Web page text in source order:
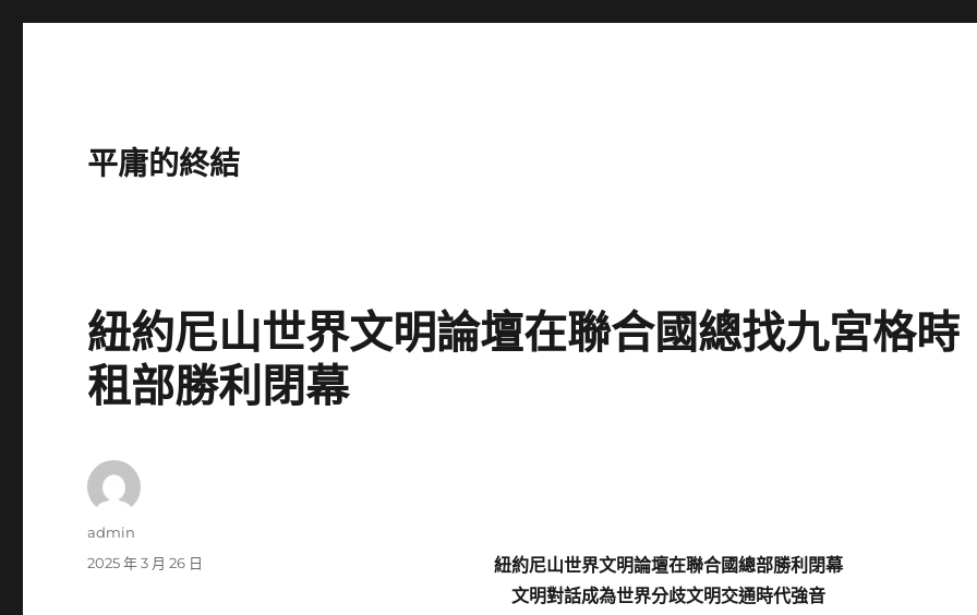
平庸的終結
紐約尼山世界文明論壇在聯合國總找九宮格時
租部勝利閉幕
紐約尼山世界文明論壇在聯合國總部勝利閉幕
文明對話成為世界分歧文明交通時代強音
作
admin
發
2025 年 3 月 26 日